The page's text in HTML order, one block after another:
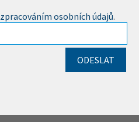
zpracováním osobních údajů.